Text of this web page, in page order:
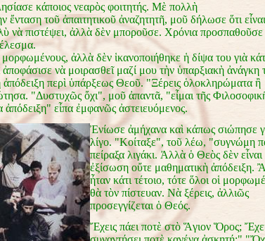
κάποιος νεαρὸς φοιτητής. Μὲ πολλὴ
ἔνταση τοῦ ἀπαιτητικοῦ ἀναζητητῆ, μοῦ δήλωσε ὅτι εἶναι
νὰ πιστέψει, ἀλλὰ δὲν μποροῦσε. Χρόνια προσπαθοῦσε
ἀλλὰ δὲν ἱκανοποιήθηκε ἡ δίψα του γιὰ
νὰ μοιρασθεῖ μαζί μου τὴν ὑπαρξιακὴ ἀνάγκη
ἀπόδειξη περὶ ὑπάρξεως Θεοῦ. "Ξέρεις ὁλοκληρώματα ἢ
"Δυστυχῶς ὄχι", μοῦ ἀπαντᾶ, "εἶμαι τῆς
ἀπόδειξη" εἶπα ἐμφανῶς ἀστειευόμενος.
Ἐνίωσε ἀμήχανα καὶ κάπως σιώπησε
λίγο. "Κοίταξε", τοῦ λέω, "συγνώμη
πείραξα λιγάκι. Ἀλλὰ ὁ Θεὸς δὲν εἶναι
ἐξίσωση οὔτε μαθηματικὴ ἀπόδειξη.
ἦταν κάτι τέτοιο, τότε ὅλοι οἱ
θὰ τὸν πίστευαν. Νὰ ξέρεις, ἀλλιῶς
προσεγγίζεται ὁ Θεός.
Ἔχεις πάει ποτὲ στὸ Ἅγιον Ὅρος;